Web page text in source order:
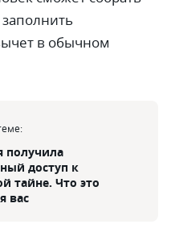
в обычном
получила
доступ к
тайне. Что это
вас